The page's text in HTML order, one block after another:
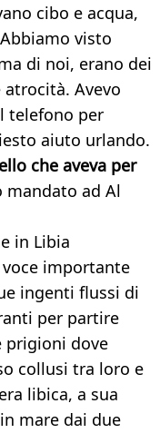
cibo e acqua,
visto
di noi, erano dei
Avevo
telefono per
aiuto urlando.
che aveva per
ad Al
in Libia
importante
ingenti flussi di
per partire
prigioni dove
collusi tra loro e
libica, a sua
mare dai due